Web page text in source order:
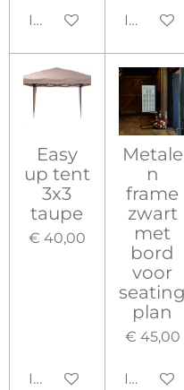
In winkelwagen
In
Easy
up tent
3x3
taupe
€ 40,00
In winkelwagen
Metale
n
frame
zwart
met
bord
voor
seating
plan
€ 45,00
In